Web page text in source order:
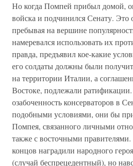
Но когда Помпей прибыл домой,
войска и подчинился Сенату. Это
пребывая на вершине
намеревался использовать их
правда, предъявил кое-какие
его солдаты должны были
на территории Италии, а
Востоке, подлежали
озабоченность консерваторов в
подобными условиями, они бы
Помпея, связанного личными
также с восточными
концов наградили народного
(случай беспрецедентный), но